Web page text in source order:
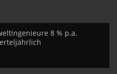
8 % p.a.